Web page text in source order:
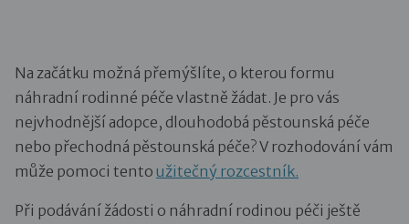
Na začátku možná přemýšlíte, o kterou formu
náhradní rodinné péče vlastně žádat. Je pro vás
nejvhodnější adopce, dlouhodobá pěstounská péče
nebo přechodná pěstounská péče? V rozhodování vám
může pomoci tento užitečný rozcestník.
Při podávání žádosti o náhradní rodinou péči ještě